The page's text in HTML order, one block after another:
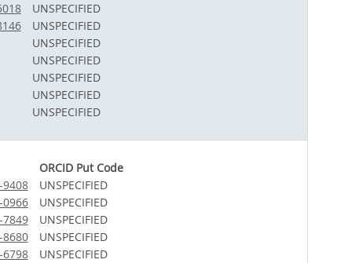
UNSPECIFIED
UNSPECIFIED
UNSPECIFIED
UNSPECIFIED
UNSPECIFIED
UNSPECIFIED
UNSPECIFIED
ORCID Put Code
UNSPECIFIED
UNSPECIFIED
UNSPECIFIED
UNSPECIFIED
UNSPECIFIED